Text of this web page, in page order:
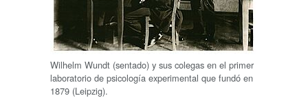
Wilhelm Wundt (sentado) y sus colegas en el primer
laboratorio de psicología experimental que fundó en
1879 (Leipzig).